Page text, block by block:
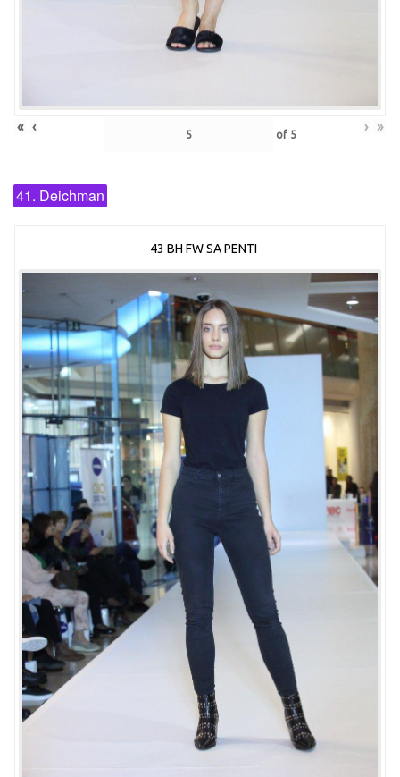
« ‹ of 5 › »
41. Deichman
43 BH FW SA PENTI